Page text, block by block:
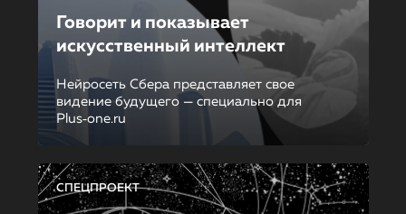
Говорит и показывает
искусственный интеллект
Нейросеть Сбера представляет свое
видение будущего — специально для
Plus‑one.ru
СПЕЦПРОЕКТ